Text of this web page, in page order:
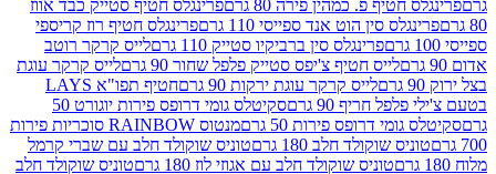
פ. כמהין פירה 80 גרם
פרינגלס חטיף סטייק כבד אווז
סין הוט אנד ספייסי 110 גרם
פרינגלס חטיף רוז קריספי
פרינגלס סין ברביקיו סטייק 110 גרם
לייס קרקר רוטב
לייס חטיף צ'יפס סטייק פלפל שחור 90 גרם
לייס קרקר עוגת
לייס קרקר עוגת ירקות 90 גרם
חטיף תפו"א LAYS
חריף 90 גרם
סקיטלס גומי דרופס פירות יוגורט 50
דרופס פירות 50 גרם
מנטוס RAINBOW סוכריות פירות
שוקולד חלב 180 גרם
טוניס שוקולד חלב עם שברי קרמל
טוניס שוקולד חלב עם אגוזי לוז 180 גרם
טוניס שוקולד חלב